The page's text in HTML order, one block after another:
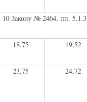
10 Закону № 2464, пп. 5.1.3
18,75 19,52
23,75 24,72